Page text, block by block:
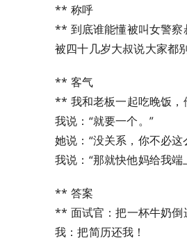
** 称呼
** 到底谁能懂被叫女警察
被四十几岁大叔说大家都
** 客气
** 我和老板一起吃晚饭，
我说：“就要一个。”
她说：“没关系，你不必这
我说：“那就快他妈给我
** 答案
** 面试官：把一杯牛奶倒
我：把简历还我！